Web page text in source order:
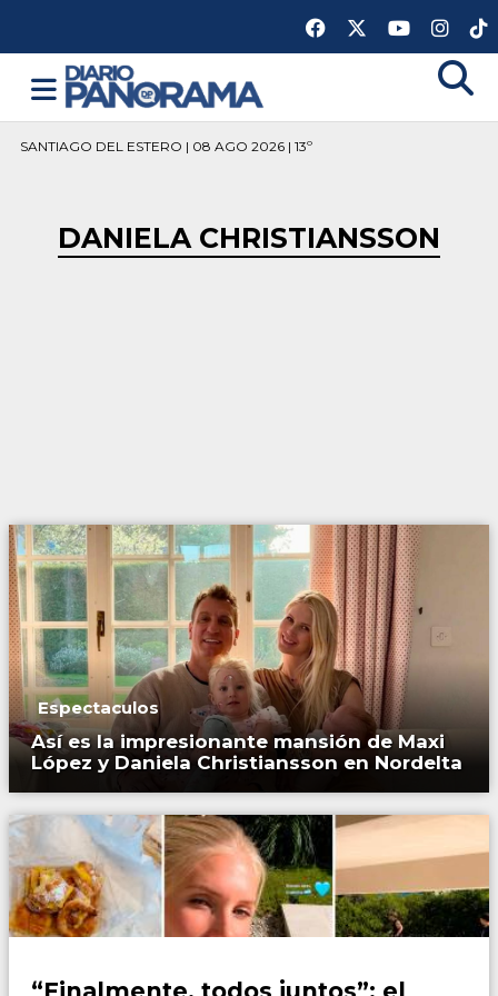
SANTIAGO DEL ESTERO | 08 AGO 2026 | 13º
DANIELA CHRISTIANSSON
Espectaculos
Así es la impresionante mansión de Maxi
López y Daniela Christiansson en Nordelta